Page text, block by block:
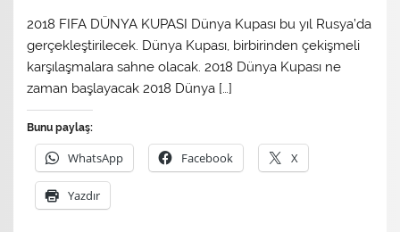
2018 FIFA DÜNYA KUPASI Dünya Kupası bu yıl Rusya’da
gerçekleştirilecek. Dünya Kupası, birbirinden çekişmeli
karşılaşmalara sahne olacak. 2018 Dünya Kupası ne
zaman başlayacak 2018 Dünya […]
Bunu paylaş:
WhatsApp Facebook X
Yazdır